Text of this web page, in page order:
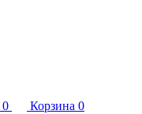
0 Корзина 0